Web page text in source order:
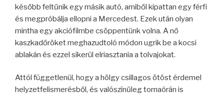
később feltűnik egy másik autó, amiből kipattan egy férfi
és megpróbálja ellopni a Mercedest. Ezek után olyan
mintha egy akciófilmbe csöppentünk volna. A nő
kaszkadőröket meghazudtoló módon ugrik be a kocsi
ablakán és ezzel sikerül elriasztania a tolvajokat.
Attól függetlenül, hogy a hölgy csillagos ötöst érdemel
helyzetfelismerésből, és valószínűleg tornaórán is